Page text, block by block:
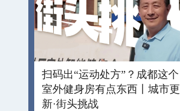
扫码出“运动处方”？成都这个
室外健身房有点东西丨城市更
新·街头挑战